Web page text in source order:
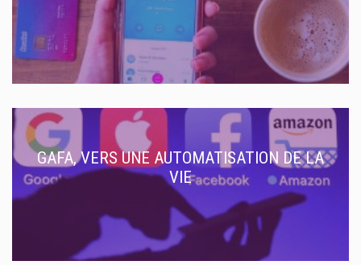
GAFA, VERS UNE AUTOMATISATION DE LA
VIE